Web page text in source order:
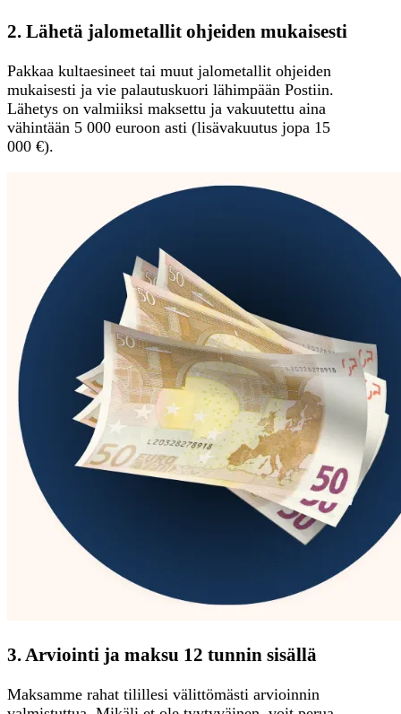
2. Lähetä jalometallit ohjeiden mukaisesti
Pakkaa kultaesineet tai muut jalometallit ohjeiden
mukaisesti ja vie palautuskuori lähimpään Postiin.
Lähetys on valmiiksi maksettu ja vakuutettu aina
vähintään 5 000 euroon asti (lisävakuutus jopa 15
000 €).
3. Arviointi ja maksu 12 tunnin sisällä
Maksamme rahat tilillesi välittömästi arvioinnin